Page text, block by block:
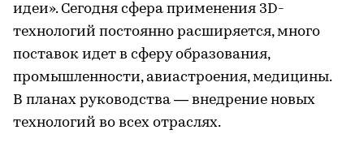
идеи». Сегодня сфера применения 3D-
технологий постоянно расширяется, много
поставок идет в сферу образования,
промышленности, авиастроения, медицины.
В планах руководства — внедрение новых
технологий во всех отраслях.